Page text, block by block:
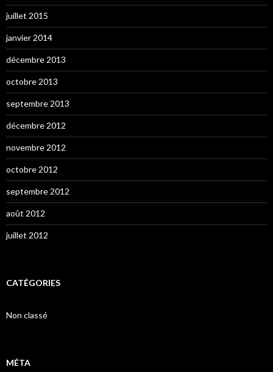
juillet 2015
janvier 2014
décembre 2013
octobre 2013
septembre 2013
décembre 2012
novembre 2012
octobre 2012
septembre 2012
août 2012
juillet 2012
CATÉGORIES
Non classé
MÉTA